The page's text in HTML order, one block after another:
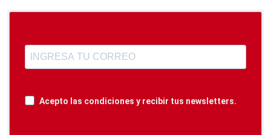
Acepto las condiciones y recibir tus newsletters.